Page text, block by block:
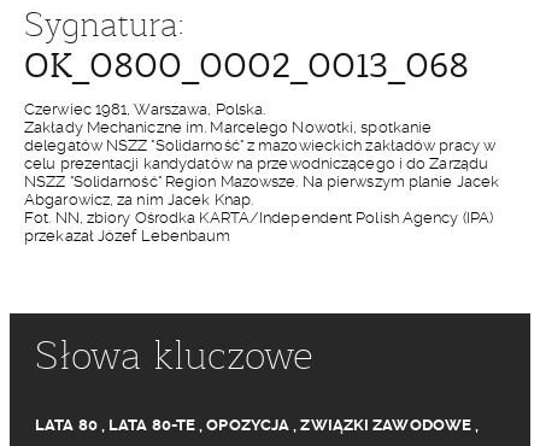
Sygnatura:
OK_0800_0002_0013_068
Czerwiec 1981, Warszawa, Polska.
Zakłady Mechaniczne im. Marcelego Nowotki, spotkanie
delegatów NSZZ "Solidarność" z mazowieckich zakładów pracy w
celu prezentacji kandydatów na przewodniczącego i do Zarządu
NSZZ "Solidarność" Region Mazowsze. Na pierwszym planie Jacek
Abgarowicz, za nim Jacek Knap.
Fot. NN, zbiory Ośrodka KARTA/Independent Polish Agency (IPA)
przekazał Józef Lebenbaum
Słowa kluczowe
LATA 80, LATA 80-TE ,OPOZYCJA ,ZWIĄZKI ZAWODOWE ,